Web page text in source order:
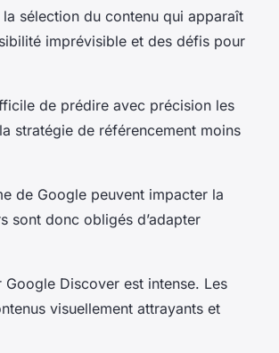
sélection du contenu qui apparaît
imprévisible et des défis pour
de prédire avec précision les
stratégie de référencement moins
de Google peuvent impacter la
sont donc obligés d’adapter
Discover est intense. Les
visuellement attrayants et